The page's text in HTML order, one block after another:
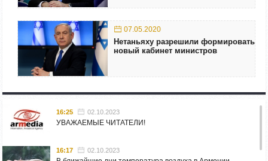
07.05.2020
Нетаньяху разрешили формировать
новый кабинет министров
16:25 02.10.2023
УВАЖАЕМЫЕ ЧИТАТЕЛИ!
16:17 02.10.2023